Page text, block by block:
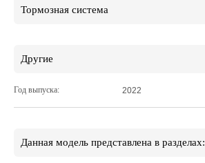
Тормозная система
Другие
Год выпуска: 2022
Данная модель представлена в разделах: